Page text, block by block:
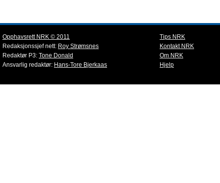
Opphavsrett NRK © 2011
Redaksjonssjef nett: Roy Strømsnes
Redaktør P3: Tone Donald
Ansvarlig redaktør: Hans-Tore Bjerkaas
Tips NRK
Kontakt NRK
Om NRK
Hjelp